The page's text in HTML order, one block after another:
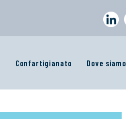
Confartigianato Dove siamo